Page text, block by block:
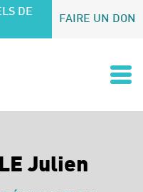
DE
FAIRE UN DON
Julien